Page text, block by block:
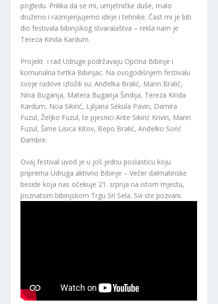
pogledu. Prilika da se mi, umjetničke duše, malo
družimo i razmjenjujemo ideje i tehnike. Čast mi je biti
dio festivala bibinjskog stvaralaštva – rekla nam je
Tereza Kinda Kardum.
Projekt i rad Udruge podržavaju Općina Bibinje i
komunalna tvrtka Bibinjac. Na ovogodišnjem festivalu
svoje radove izložili su: Anđelka Bralić, Marin Bralić,
Nina Bugarija, Matera Bugarija Šindija, Tereza Kinda
Kardum, Noa Sikirić, Ljiljana Sekula Pavin, Damira
Fuzul, Željko Fuzul, te pjesnici Ante Sikirić Krivin, Marin
Fuzul, Šime Lisica Kitov, Bepo Bralić, Anđelko Sorić
Đambre.
Ovaj festival uvod je u još jednu poslasticu koju
priprema Udruga aktivno Bibinje – Večer dalmatinske
beside koja nas očekuje 21. srpnja na istom mjestu,
poznatom bibinjskom Trgu Sri Sela. Svi ste pozvani.